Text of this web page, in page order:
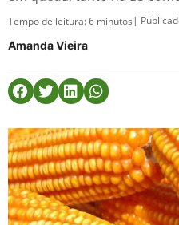
Tempo de leitura:6 minutos |
Amanda Vieira